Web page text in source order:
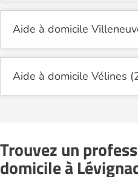
Aide à domicile
Aide à domicile Vélines
Trouvez un
domicile à